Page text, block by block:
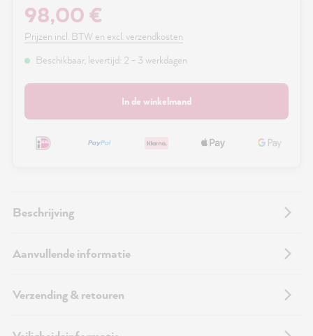
98,00 €
Prijzen incl. BTW en excl. verzendkosten
Beschikbaar, levertijd: 2 - 3 werkdagen
In de winkelmand
Beschrijving
Aanvullende informatie
Verzending & retouren